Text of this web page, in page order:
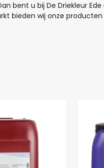
bent u bij De Driekleur
bieden wij onze